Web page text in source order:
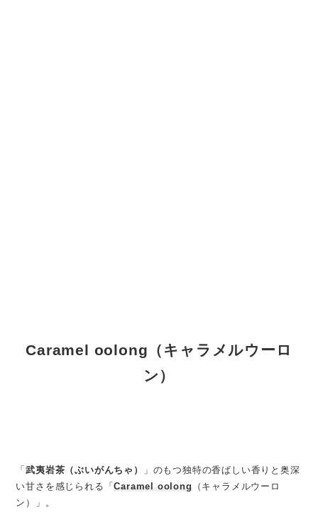
Caramel oolong（キャラメルウーロ
ン）
「武夷岩茶（ぶいがんちゃ）
」のもつ独特の香ばしい香りと奥深
い甘さを感じられる「Caramel oolong （キャラメルウーロ
ン）」。